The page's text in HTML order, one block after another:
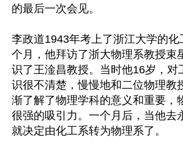
的最后一次会见。
李政道1943年考上了浙江大学的化
个月，他拜访了浙大物理系教授束
识了王淦昌教授。当时他16岁，对
识很不清楚，慢慢地和二位物理教
渐了解了物理学科的意义和重要，
很强的吸引力。一个月后，当他去
就决定由化工系转为物理系了。